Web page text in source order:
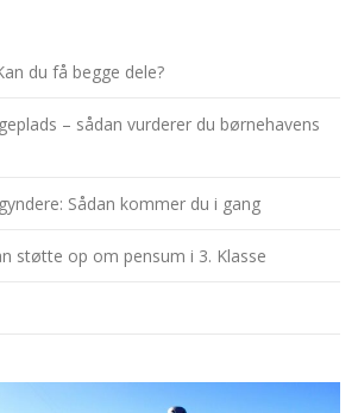
du få begge dele?
– sådan vurderer du børnehavens
Sådan kommer du i gang
støtte op om pensum i 3. Klasse